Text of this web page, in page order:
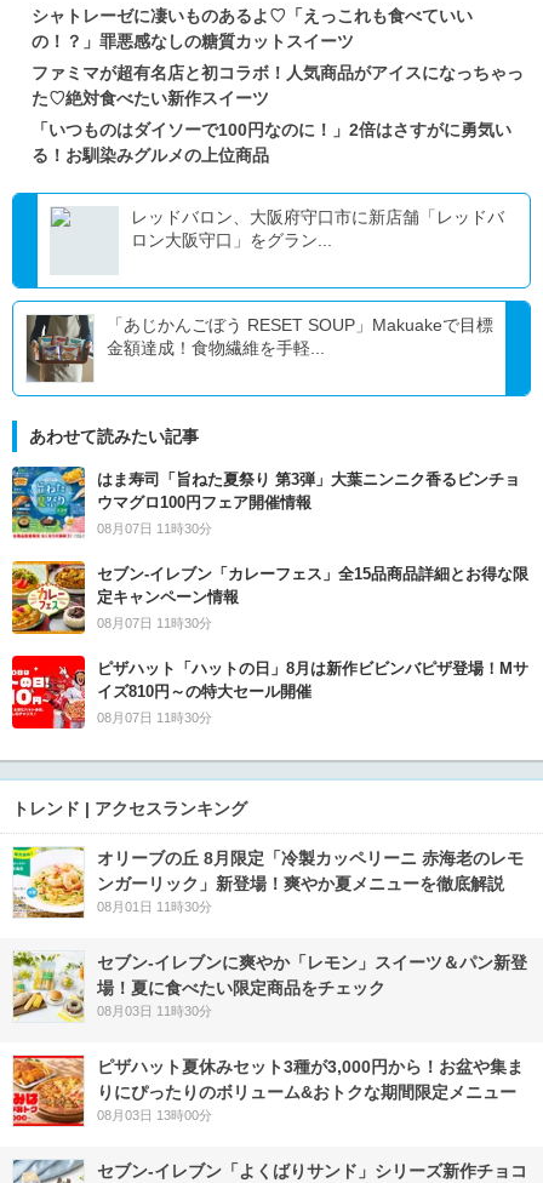
シャトレーゼに凄いものあるよ♡「えっこれも食べていい
の！？」罪悪感なしの糖質カットスイーツ
ファミマが超有名店と初コラボ！人気商品がアイスになっちゃっ
た♡絶対食べたい新作スイーツ
「いつものはダイソーで100円なのに！」2倍はさすがに勇気い
る！お馴染みグルメの上位商品
レッドバロン、大阪府守口市に新店舗「レッドバ
ロン大阪守口」をグラン...
「あじかんごぼう RESET SOUP」Makuakeで目標
金額達成！食物繊維を手軽...
あわせて読みたい記事
はま寿司「旨ねた夏祭り 第3弾」大葉ニンニク香るビンチョ
ウマグロ100円フェア開催情報
08月07日 11時30分
セブン‐イレブン「カレーフェス」全15品商品詳細とお得な限
定キャンペーン情報
08月07日 11時30分
ピザハット「ハットの日」8月は新作ビビンバピザ登場！Mサ
イズ810円～の特大セール開催
08月07日 11時30分
トレンド | アクセスランキング
オリーブの丘 8月限定「冷製カッペリーニ 赤海老のレモ
ンガーリック」新登場！爽やか夏メニューを徹底解説
08月01日 11時30分
セブン‐イレブンに爽やか「レモン」スイーツ＆パン新登
場！夏に食べたい限定商品をチェック
08月03日 11時30分
ピザハット夏休みセット3種が3,000円から！お盆や集ま
りにぴったりのボリューム&おトクな期間限定メニュー
08月03日 13時00分
セブン‐イレブン「よくばりサンド」シリーズ新作チョコ